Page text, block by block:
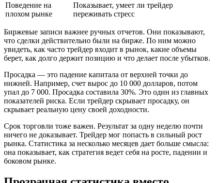
Поведение на
плохом рынке
Показывает, умеет ли трейдер
переживать стресс
Биржевые записи важнее ручных отчетов. Они показывают,
что сделки действительно были на бирже. По ним можно
увидеть, как часто трейдер входит в рынок, какие объемы
берет, как долго держит позицию и что делает после убытков.
Просадка — это падение капитала от верхней точки до
нижней. Например, счет вырос до 10 000 долларов, потом
упал до 7 000. Просадка составила 30%. Это один из главных
показателей риска. Если трейдер скрывает просадку, он
скрывает реальную цену своей доходности.
Срок торговли тоже важен. Результат за одну неделю почти
ничего не доказывает. Трейдер мог попасть в сильный рост
рынка. Статистика за несколько месяцев дает больше смысла:
она показывает, как стратегия ведет себя на росте, падении и
боковом рынке.